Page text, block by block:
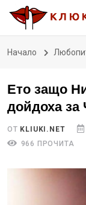
Начало
Ето защо
дойдоха
ОТ KLIUKI.NET
966 ПРОЧИТА